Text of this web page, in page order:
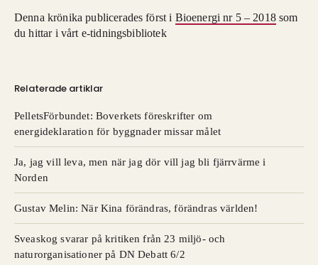
Denna krönika publicerades först i Bioenergi nr 5 – 2018som
du hittar i vårt e-tidningsbibliotek
Relaterade artiklar
PelletsFörbundet: Boverkets föreskrifter om
energideklaration för byggnader missar målet
Ja, jag vill leva, men när jag dör vill jag bli fjärrvärme i
Norden
Gustav Melin: När Kina förändras, förändras världen!
Sveaskog svarar på kritiken från 23 miljö- och
naturorganisationer på DN Debatt 6/2